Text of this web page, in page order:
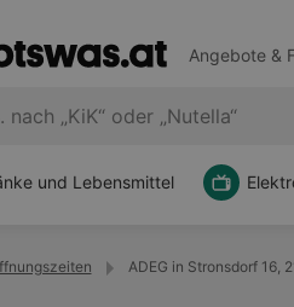
Angebote &
und Lebensmittel
ADEG in Stronsdorf 16,